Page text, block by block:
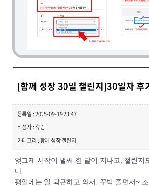
[함께 성장 30일 챌린지]30일차 후
등록일 : 2025-09-19 23:47
작성자 : 휴램
카테고리 : 함께 성장 챌린지
엊그제 시작이 벌써 한 달이 지나고, 챌린지
다.
평일에는 일 퇴근하고 와서, 꾸벅 졸면서~